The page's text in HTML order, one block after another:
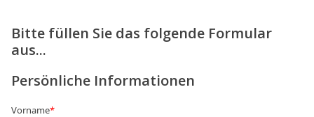
Bitte füllen Sie das folgende Formular
aus...
Persönliche Informationen
Vorname*